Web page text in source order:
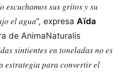
escuchamos sus gritos y su
el agua”, expresa Aïda
de AnimaNaturalis
sintientes en toneladas no es
estrategia para convertir el